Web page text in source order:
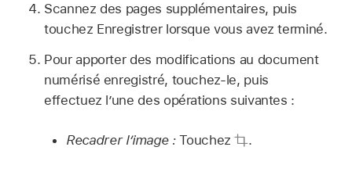
Scannez des pages supplémentaires, puis
touchez Enregistrer lorsque vous avez terminé.
Pour apporter des modifications au document
numérisé enregistré, touchez-le, puis
effectuez l’une des opérations suivantes :
Recadrer l’image :Touchez .